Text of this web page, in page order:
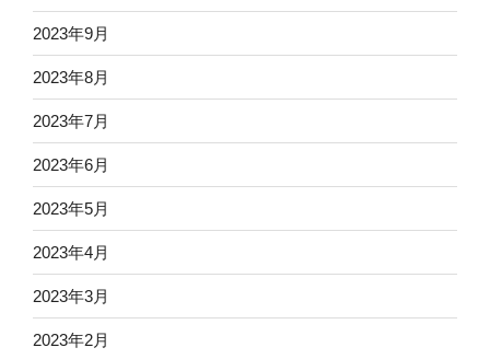
2023年9月
2023年8月
2023年7月
2023年6月
2023年5月
2023年4月
2023年3月
2023年2月